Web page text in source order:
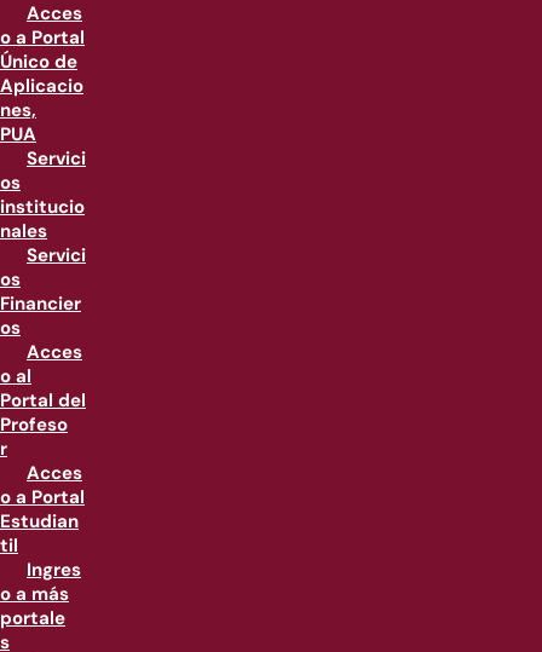
Acces
o a Portal
Único de
Aplicacio
nes,
PUA
Servici
os
institucio
nales
Servici
os
Financier
os
Acces
o al
Portal del
Profeso
r
Acces
o a Portal
Estudian
til
Ingres
o a más
portale
s